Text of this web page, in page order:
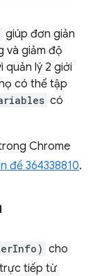
giúp đơn giản
và giảm độ
quản lý 2 giới
có thể tập
có
Chrome
đề 364338810.
cho
tiếp từ